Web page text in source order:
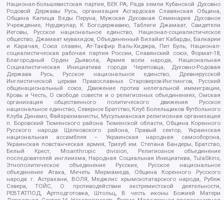
Национал-большевистская партия, ВЕК РА, Рада земли Кубанской Духовно
Родовой Державы Русь, организация Асгардская Славянская Община,
Община Капища Веды Перуна, Мужская Духовная Семинария Духовное
Учреждение, Нурджулар, К Богодержавию, Таблиги Джамаат, Свидетели
Иеговы, Русское национальное единство, Национал-социалистическое
общество, Джамаат мувахидов, Объединенный Вилайат Кабарды, Балкарии
и Карачая, Союз славян, Ат-Такфир Валь-Хиджра, Пит Буль, Национал-
социалистическая рабочая партия России, Славянский союз, Формат-18,
Благородный Орден Дьявола, Армия воли народа, Национальная
Социалистическая Инициатива города Череповца, Духовно-Родовая
Держава Русь, Русское национальное единство, Древнерусской
Инглистической церкви Православных Староверов-Инглингов, Русский
общенациональный союз, Движение против нелегальной иммиграции,
Кровь и Честь, О свободе совести и о религиозных объединениях, Омская
организация общественного политического движения Русское
национальное единство, Северное Братство, Клуб Болельщиков Футбольного
Клуба Динамо, Файзрахманисты, Мусульманская религиозная организация
п. Боровский Тюменского района Тюменской области, Община Коренного
Русского народа Щелковского района, Правый сектор, Украинская
национальная ассамблея – Украинская народная самооборона,
Украинская повстанческая армия, Тризуб им. Степана Бандеры, Братство,
Белый Крест, Misanthropic division, Религиозное объединение
последователей инглиизма, Народная Социальная Инициатива, TulaSkins,
Этнополитическое объединение Русские, Русское национальное
объединение Атака, Мечеть Мирмамеда, Община Коренного Русского
народа г. Астрахани, ВОЛЯ, Меджлис крымскотатарского народа, Рубеж
Севера, ТОЙС, О противодействии экстремистской деятельности,
РЕВТАТПОД, Артподготовка, Штольц, В честь иконы Божией Матери